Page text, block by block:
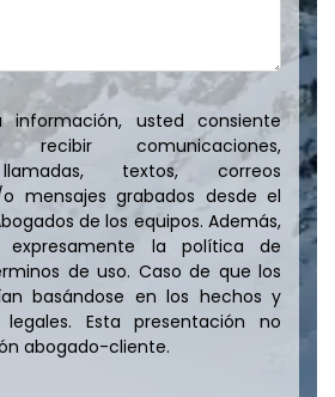
información, usted consiente
recibir comunicaciones,
textos, correos
mensajes grabados desde el
de los equipos. Además,
la política de
de uso. Caso de que los
basándose en los hechos y
legales. Esta presentación no
abogado-cliente.